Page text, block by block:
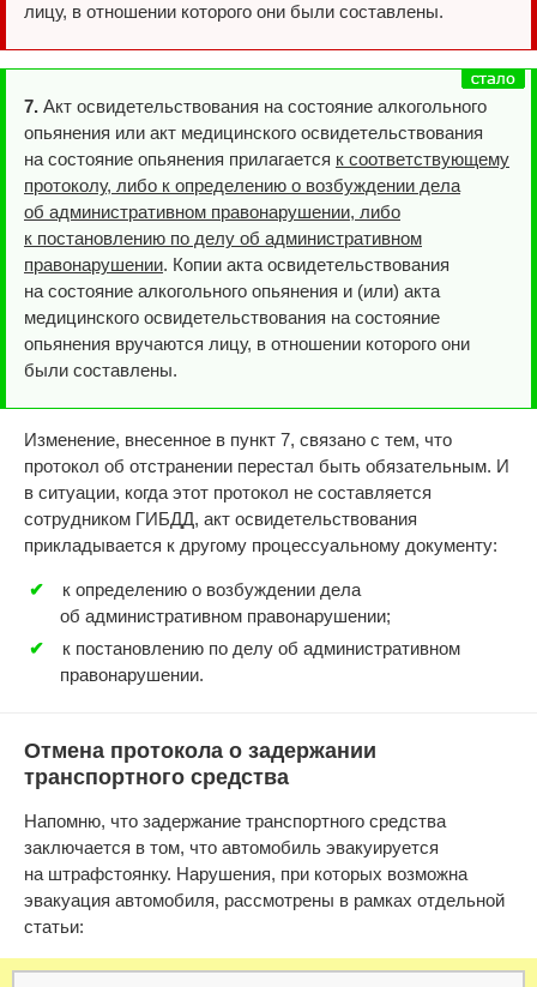
лицу, в отношении которого они были составлены.
7. Акт освидетельствования на состояние алкогольного
опьянения или акт медицинского освидетельствования
на состояние опьянения прилагается к соответствующему
протоколу, либо к определению о возбуждении дела
об административном правонарушении, либо
к постановлению по делу об административном
правонарушении. Копии акта освидетельствования
на состояние алкогольного опьянения и (или) акта
медицинского освидетельствования на состояние
опьянения вручаются лицу, в отношении которого они
были составлены.
Изменение, внесенное в пункт 7, связано с тем, что
протокол об отстранении перестал быть обязательным. И
в ситуации, когда этот протокол не составляется
сотрудником ГИБДД, акт освидетельствования
прикладывается к другому процессуальному документу:
к определению о возбуждении дела
об административном правонарушении;
к постановлению по делу об административном
правонарушении.
Отмена протокола о задержании
транспортного средства
Напомню, что задержание транспортного средства
заключается в том, что автомобиль эвакуируется
на штрафстоянку. Нарушения, при которых возможна
эвакуация автомобиля, рассмотрены в рамках отдельной
статьи: